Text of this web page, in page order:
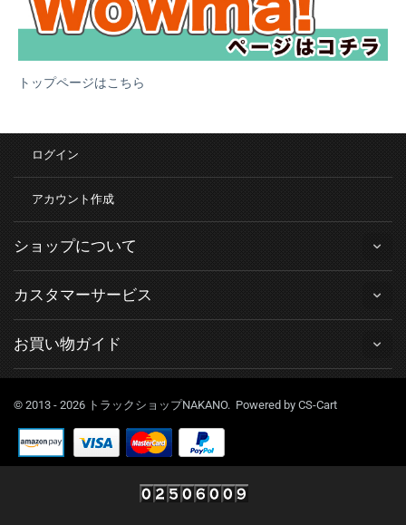
トップページはこちら
ログイン
アカウント作成
ショップについて
カスタマーサービス
お買い物ガイド
© 2013 - 2026 トラックショップNAKANO. Powered by CS-Cart